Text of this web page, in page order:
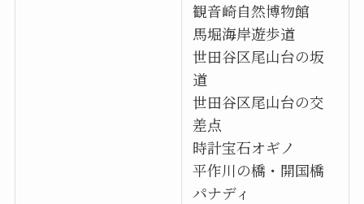
観音崎自然博物館
馬堀海岸遊歩道
世田谷区尾山台の坂
道
世田谷区尾山台の交
差点
時計宝石オギノ
平作川の橋・開国橋
パナディ